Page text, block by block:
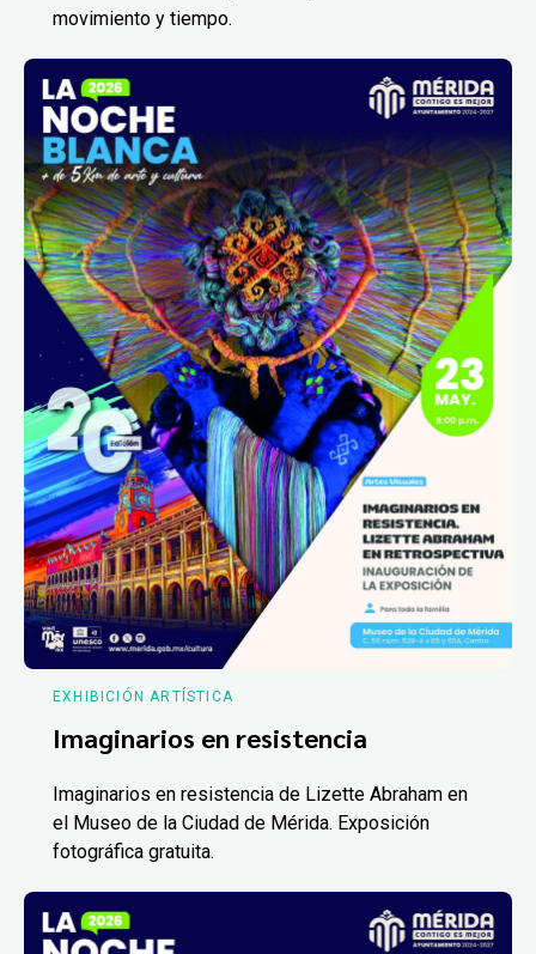
movimiento y tiempo.
EXHIBICIÓN ARTÍSTICA
Imaginarios en resistencia
Imaginarios en resistencia de Lizette Abraham en
el Museo de la Ciudad de Mérida. Exposición
fotográfica gratuita.